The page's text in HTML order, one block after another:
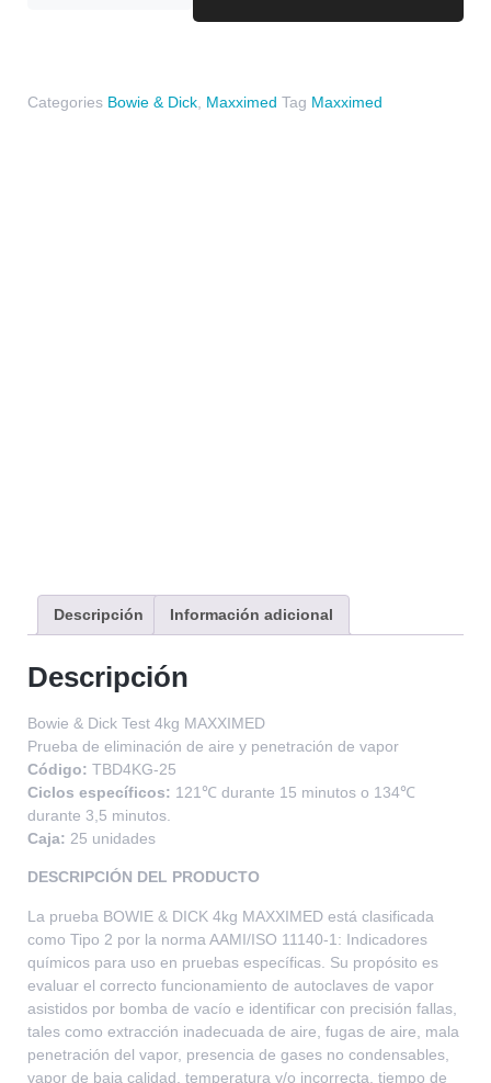
Categories Bowie & Dick Maxximed Tag Maxximed
Descripción Información adicional
Descripción
Bowie & Dick Test 4kg MAXXIMED
Prueba de eliminación de aire y penetración de vapor
Código: TBD4KG-25
Ciclos específicos: 121℃ durante 15 minutos o 134℃
durante 3,5 minutos.
Caja: 25 unidades
DESCRIPCIÓN DEL PRODUCTO
La prueba BOWIE & DICK 4kg MAXXIMED está clasificada
como Tipo 2 por la norma AAMI/ISO 11140-1: Indicadores
químicos para uso en pruebas específicas. Su propósito es
evaluar el correcto funcionamiento de autoclaves de vapor
asistidos por bomba de vacío e identificar con precisión fallas,
tales como extracción inadecuada de aire, fugas de aire, mala
penetración del vapor, presencia de gases no condensables,
vapor de baja calidad, temperatura y/o incorrecta. tiempo de